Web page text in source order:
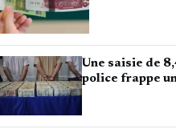
Une saisie de
police frappe